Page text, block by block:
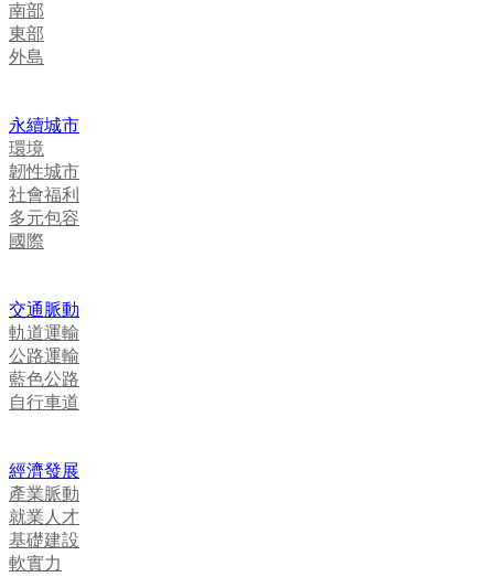
南部
東部
外島
永續城市
環境
韌性城市
社會福利
多元包容
國際
交通脈動
軌道運輸
公路運輸
藍色公路
自行車道
經濟發展
產業脈動
就業人才
基礎建設
軟實力